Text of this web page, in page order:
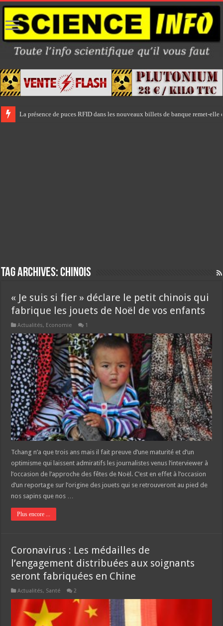
La présence de puces RFID dans les nouveaux billets de banque remet-
Tag Archives:chinois
« Je suis si fier » déclare le petit chinois qui
fabrique les jouets de Noël de vos enfants
Actualités, Economie 1
Tchang n’a que trois ans mais il fait preuve d’une maturité et d’un
optimisme qui laissent admiratifs les journalistes venus l’interviewer à
l’occasion de l’approche des fêtes de Noël. C’est en effet à l’occasion
d’un reportage sur l’origine des jouets qui se retrouveront au pied de
nos sapins que nos …
Plus encore ...
Coronavirus : Les médailles de
l’engagement distribuées aux soignants
seront fabriquées en Chine
Actualités, Santé 2